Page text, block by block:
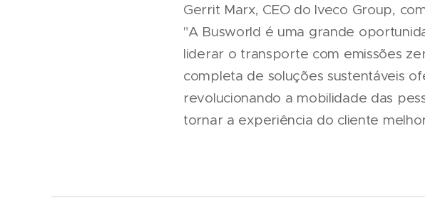
Gerrit Marx, CEO do Iveco Group,
"A Busworld é uma grande
liderar o transporte com emissões
completa de soluções sustentáveis
revolucionando a mobilidade das
tornar a experiência do cliente